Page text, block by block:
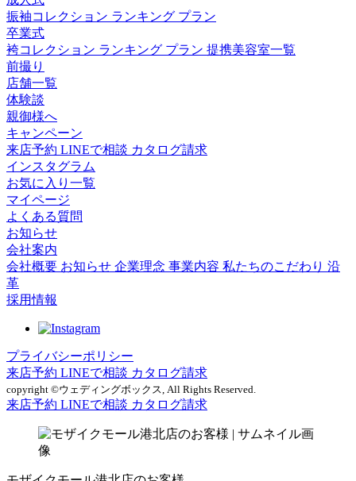
振袖コレクション ランキング プラン
卒業式
袴コレクション ランキング プラン 提携美容室一覧
前撮り
店舗一覧
体験談
親御様へ
キャンペーン
来店予約 LINEで相談 カタログ請求
インスタグラム
お気に入り一覧
マイページ
よくある質問
お知らせ
会社案内
会社概要 お知らせ 企業理念 事業内容 私たちのこだわり 沿
革
採用情報
プライバシーポリシー
来店予約 LINEで相談 カタログ請求
copyright ©ウェディングボックス, All Rights Reserved.
来店予約 LINEで相談 カタログ請求